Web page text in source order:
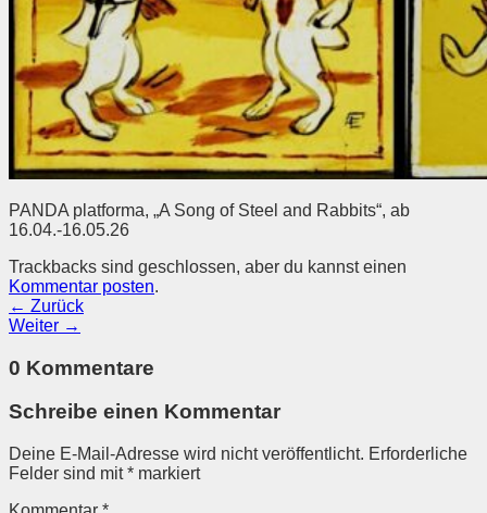
PANDA platforma, „A Song of Steel and Rabbits“, ab
16.04.-16.05.26
Trackbacks sind geschlossen, aber du kannst einen
Kommentar posten.
← Zurück
Weiter →
0 Kommentare
Schreibe einen Kommentar
Deine E-Mail-Adresse wird nicht veröffentlicht. Erforderliche
Felder sind mit* markiert